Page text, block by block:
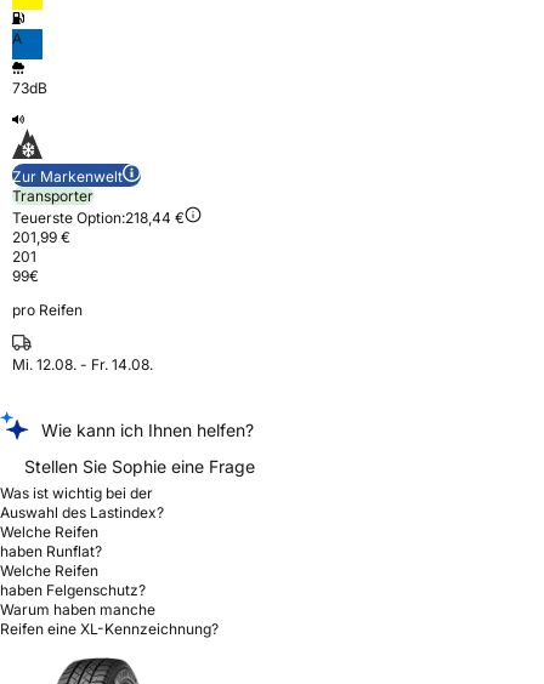
A
73dB
Zur Markenwelt
Transporter
Teuerste Option:218,44 €
201,99 €
201
99€
pro Reifen
Mi. 12.08. - Fr. 14.08.
Wie kann ich Ihnen helfen?
Stellen Sie Sophie eine Frage
Was ist wichtig bei der
Auswahl des Lastindex?
Welche Reifen
haben Runflat?
Welche Reifen
haben Felgenschutz?
Warum haben manche
Reifen eine XL-Kennzeichnung?